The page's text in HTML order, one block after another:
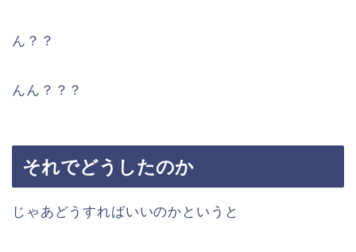
ん？？
んん？？？
それでどうしたのか
じゃあどうすればいいのかというと